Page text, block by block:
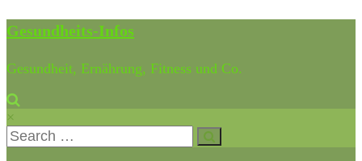
Gesundheits-Infos
Gesundheit, Ernährung, Fitness und Co.
×